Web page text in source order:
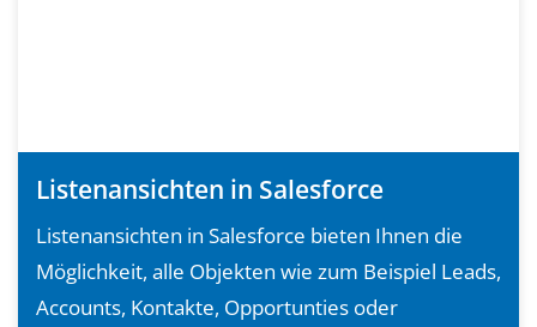
Listenansichten in Salesforce
Listenansichten in Salesforce bieten Ihnen die
Möglichkeit, alle Objekten wie zum Beispiel Leads,
Accounts, Kontakte, Opportunties oder